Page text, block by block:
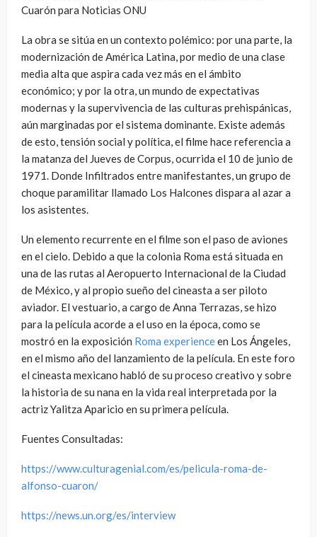
Cuarón para Noticias ONU
La obra se sitúa en un contexto polémico: por una parte, la
modernización de América Latina, por medio de una clase
media alta que aspira cada vez más en el ámbito
económico; y por la otra, un mundo de expectativas
modernas y la supervivencia de las culturas prehispánicas,
aún marginadas por el sistema dominante. Existe además
de esto, tensión social y política, el filme hace referencia a
la matanza del Jueves de Corpus, ocurrida el 10 de junio de
1971. Donde Infiltrados entre manifestantes, un grupo de
choque paramilitar llamado Los Halcones dispara al azar a
los asistentes.
Un elemento recurrente en el filme son el paso de aviones
en el cielo. Debido a que la colonia Roma está situada en
una de las rutas al Aeropuerto Internacional de la Ciudad
de México, y al propio sueño del cineasta a ser piloto
aviador. El vestuario, a cargo de Anna Terrazas, se hizo
para la película acorde a el uso en la época, como se
mostró en la exposición Roma experienceen Los Ángeles,
en el mismo año del lanzamiento de la película. En este foro
el cineasta mexicano habló de su proceso creativo y sobre
la historia de su nana en la vida real interpretada por la
actriz Yalitza Aparicio en su primera película.
Fuentes Consultadas:
https://www.culturagenial.com/es/pelicula-roma-de-
alfonso-cuaron/
https://news.un.org/es/interview